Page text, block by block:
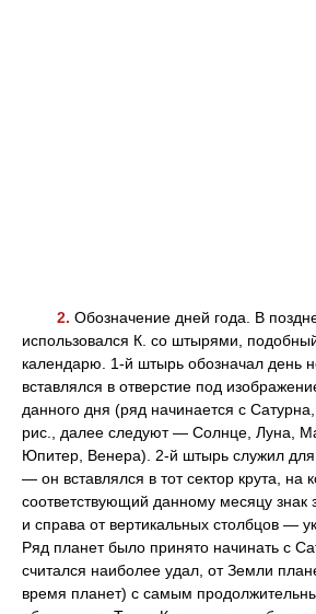
2. Обозначение дней года. В
использовался К. со штырями,
календарю. 1-й штырь обозначал день
вставлялся в отверстие под
данного дня (ряд начинается с
рис., далее следуют — Солнце, Луна,
Юпитер, Венера). 2-й штырь служил
— он вставлялся в тот сектор крута, на
соответствующий данному месяцу
и справа от вертикальных столбцов —
Ряд планет было принято начинать с
считался наиболее удал, от Земли
время планет) с самым